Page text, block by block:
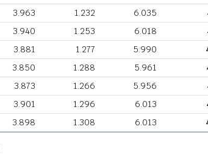
3.963 1.232 6.035
3.940 1.253 6.018
3.881 1.277 5.990
3.850 1.288 5.961
3.873 1.266 5.956
3.901 1.296 6.013
3.898 1.308 6.013